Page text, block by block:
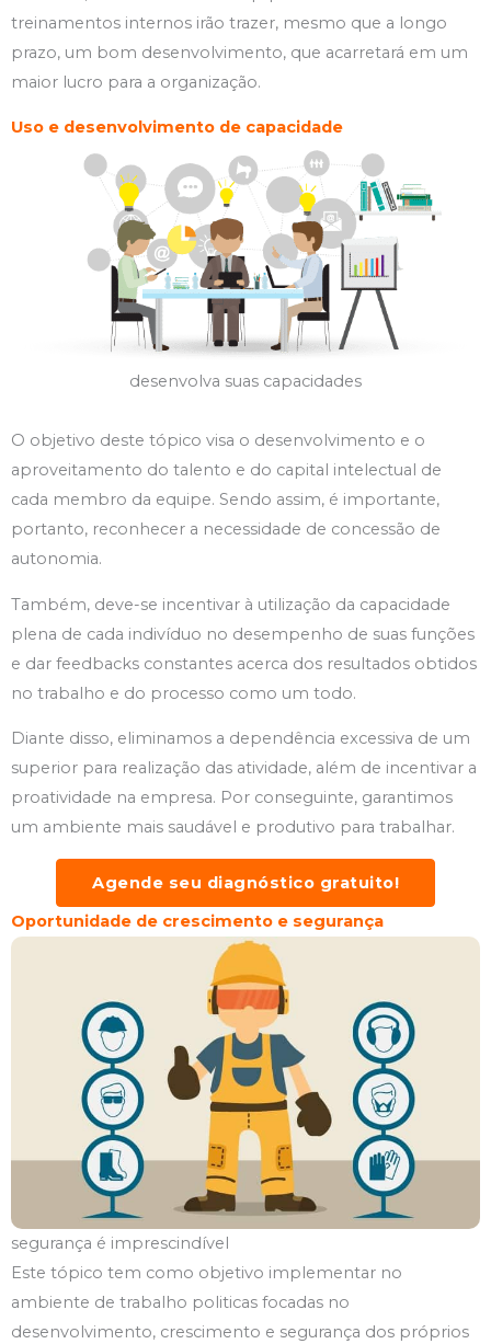
treinamentos internos irão trazer, mesmo que a longo
prazo, um bom desenvolvimento, que acarretará em um
maior lucro para a organização.
Uso e desenvolvimento de capacidade
desenvolva suas capacidades
O objetivo deste tópico visa o desenvolvimento e o
aproveitamento do talento e do capital intelectual de
cada membro da equipe. Sendo assim, é importante,
portanto, reconhecer a necessidade de concessão de
autonomia.
Também, deve-se incentivar à utilização da capacidade
plena de cada indivíduo no desempenho de suas funções
e dar feedbacks constantes acerca dos resultados obtidos
no trabalho e do processo como um todo.
Diante disso, eliminamos a dependência excessiva de um
superior para realização das atividade, além de incentivar a
proatividade na empresa. Por conseguinte, garantimos
um ambiente mais saudável e produtivo para trabalhar.
Agende seu diagnóstico gratuito!
Oportunidade de crescimento e segurança
segurança é imprescindível
Este tópico tem como objetivo implementar no
ambiente de trabalho politicas focadas no
desenvolvimento, crescimento e segurança dos próprios